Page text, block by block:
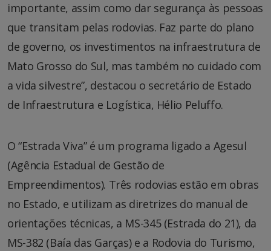
importante, assim como dar segurança às pessoas
que transitam pelas rodovias. Faz parte do plano
de governo, os investimentos na infraestrutura de
Mato Grosso do Sul, mas também no cuidado com
a vida silvestre”, destacou o secretário de Estado
de Infraestrutura e Logística, Hélio Peluffo.
O “Estrada Viva” é um programa ligado a Agesul
(Agência Estadual de Gestão de
Empreendimentos). Três rodovias estão em obras
no Estado, e utilizam as diretrizes do manual de
orientações técnicas, a MS-345 (Estrada do 21), da
MS-382 (Baía das Garças) e a Rodovia do Turismo,